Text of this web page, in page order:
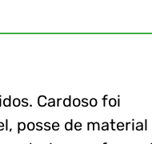
Cardoso foi
posse de material